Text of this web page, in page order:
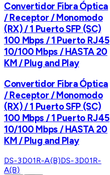
Convertidor Fibra Óptica
/ Receptor / Monomodo
(RX) / 1 Puerto SFP (SC)
100 Mbps / 1 Puerto RJ45
10/100 Mbps / HASTA 20
KM / Plug and Play
Convertidor Fibra Óptica
/ Receptor / Monomodo
(RX) / 1 Puerto SFP (SC)
100 Mbps / 1 Puerto RJ45
10/100 Mbps / HASTA 20
KM / Plug and Play
DS-3D01R-A(B)DS-3D01R-
A(B)